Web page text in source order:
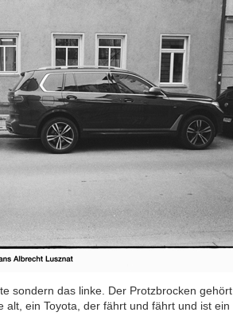
sondern das linke. Der Protzbrocken gehört
ein Toyota, der fährt und fährt und ist ein